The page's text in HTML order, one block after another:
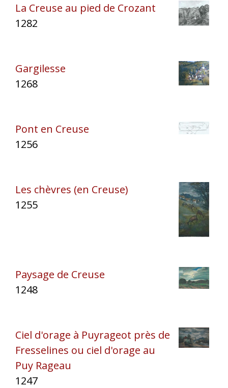
La Creuse au pied de Crozant
1282
Gargilesse
1268
Pont en Creuse
1256
Les chèvres (en Creuse)
1255
Paysage de Creuse
1248
Ciel d'orage à Puyrageot près de
Fresselines ou ciel d'orage au
Puy Rageau
1247